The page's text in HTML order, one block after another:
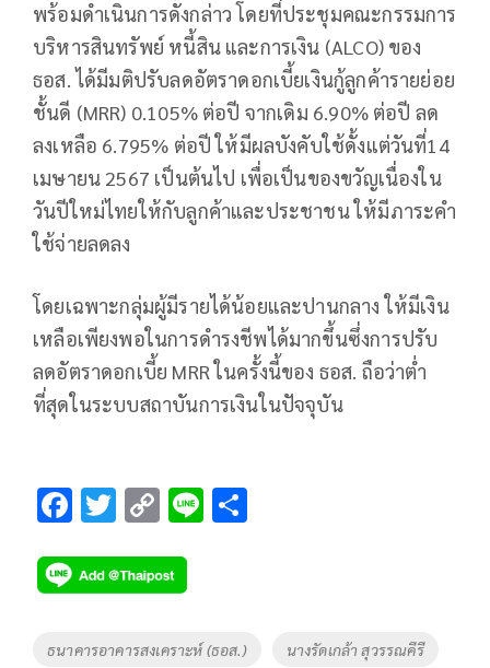
พร้อมดำเนินการดังกล่าว โดยที่ประชุมคณะกรรมการ
บริหารสินทรัพย์ หนี้สิน และการเงิน (ALCO) ของ
ธอส. ได้มีมติปรับลดอัตราดอกเบี้ยเงินกู้ลูกค้ารายย่อย
ชั้นดี (MRR) 0.105% ต่อปี จากเดิม 6.90% ต่อปี ลด
ลงเหลือ 6.795% ต่อปี ให้มีผลบังคับใช้ดั้งแต่วันที่14
เมษายน 2567 เป็นต้นไป เพื่อเป็นของขวัญเนื่องใน
วันปีใหม่ไทยให้กับลูกค้าและประชาชน ให้มีภาระคำ
ใช้จ่ายลดลง
โดยเฉพาะกลุ่มผู้มีรายได้น้อยและปานกลาง ให้มีเงิน
เหลือเพียงพอในการดำรงชีพได้มากขึ้นซึ่งการปรับ
ลดอัตราดอกเบี้ย MRR ในครั้งนี้ของ ธอส. ถือว่าต่ำ
ที่สุดในระบบสถาบันการเงินในปัจจุบัน
F
e
b
o
T
tt
er
C
p
y
Li
Li
Tags
ธนาคารอาคารสงเคราะห์ (ธอส.) นางรัดเกล้า สุวรรณคีรี